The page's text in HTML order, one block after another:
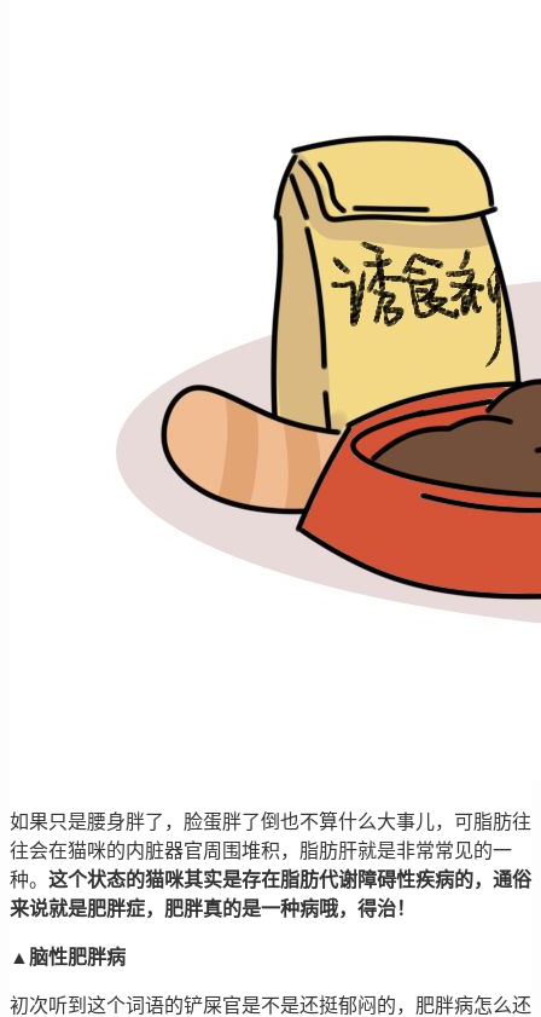
如果只是腰身胖了，脸蛋胖了倒也不算什么大事儿，可脂肪往
往会在猫咪的内脏器官周围堆积，脂肪肝就是非常常见的一
种。 这个状态的猫咪其实是存在脂肪代谢障碍性疾病的，通俗
来说就是肥胖症，肥胖真的是一种病哦，得治！
▲脑性肥胖病
初次听到这个词语的铲屎官是不是还挺郁闷的，肥胖病怎么还